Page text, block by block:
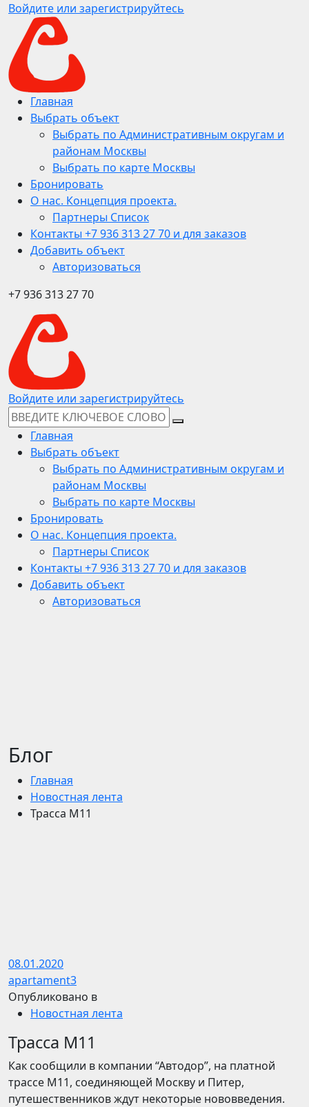
Войдите или зарегистрируйтесь
Главная
Выбрать объект
Выбрать по Административным округам и
районам Москвы
Выбрать по карте Москвы
Бронировать
О нас. Концепция проекта.
Партнеры Список
Контакты +7 936 313 27 70 и для заказов
Добавить объект
Авторизоваться
+7 936 313 27 70
Войдите или зарегистрируйтесь
Главная
Выбрать объект
Выбрать по Административным округам и
районам Москвы
Выбрать по карте Москвы
Бронировать
О нас. Концепция проекта.
Партнеры Список
Контакты +7 936 313 27 70 и для заказов
Добавить объект
Авторизоваться
Блог
Главная
Новостная лента
Трасса М11
08.01.2020
apartament3
Опубликовано в
Новостная лента
Трасса М11
Как сообщили в компании “Автодор”, на платной
трассе М11, соединяющей Москву и Питер,
путешественников ждут некоторые нововведения.